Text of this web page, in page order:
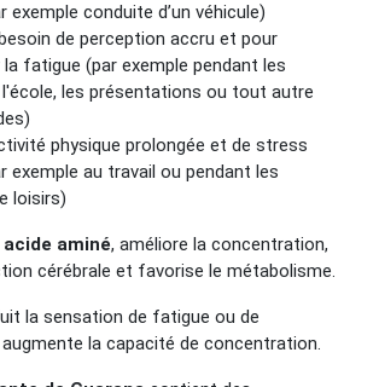
exemple conduite d’un véhicule)
de perception accru et pour
fatigue (par exemple pendant les
les présentations ou tout autre
physique prolongée et de stress
exemple au travail ou pendant les
loisirs)
aminé, améliore la concentration,
cérébrale et favorise le métabolisme.
la sensation de fatigue ou de
la capacité de concentration.